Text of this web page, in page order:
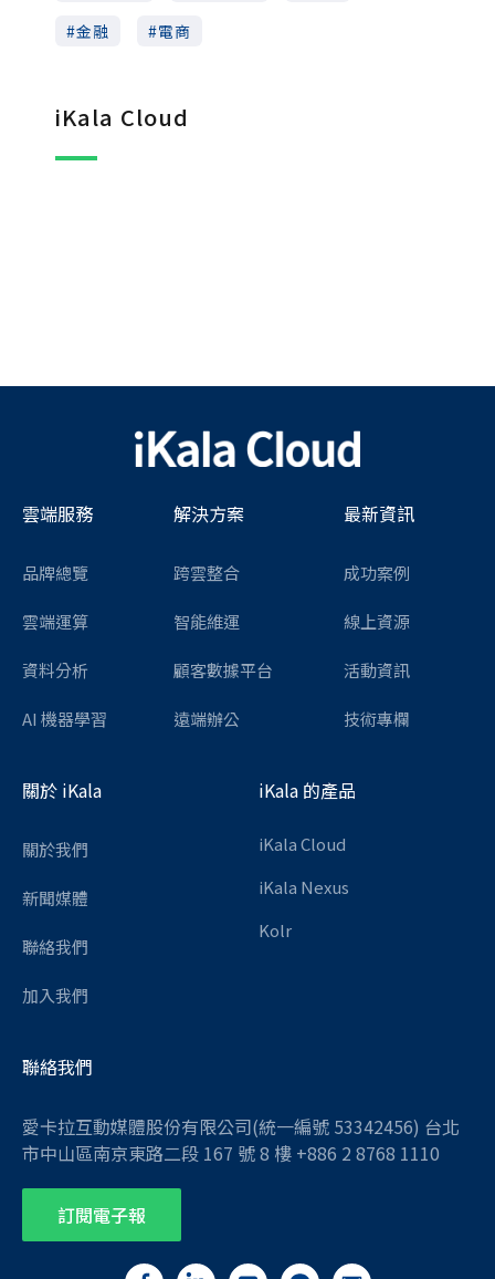
金融
電商
iKala Cloud
雲端服務
品牌總覽
雲端運算
資料分析
AI 機器學習
解決方案
跨雲整合
智能維運
顧客數據平台
遠端辦公
最新資訊
成功案例
線上資源
活動資訊
技術專欄
關於 iKala
關於我們
新聞媒體
聯絡我們
加入我們
iKala 的產品
iKala Cloud
iKala Nexus
Kolr
聯絡我們
愛卡拉互動媒體股份有限公司(統一編號 53342456) 台北
市中山區南京東路二段 167 號 8 樓 +886 2 8768 1110
訂閱電子報